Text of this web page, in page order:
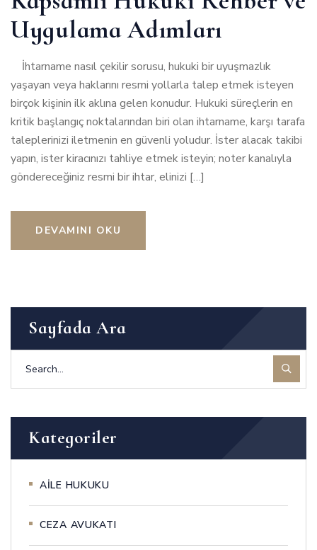
Uygulama Adımları
İhtarname nasıl çekilir sorusu, hukuki bir uyuşmazlık
yaşayan veya haklarını resmi yollarla talep etmek isteyen
birçok kişinin ilk aklına gelen konudur. Hukuki süreçlerin en
kritik başlangıç noktalarından biri olan ihtarname, karşı tarafa
taleplerinizi iletmenin en güvenli yoludur. İster alacak takibi
yapın, ister kiracınızı tahliye etmek isteyin; noter kanalıyla
göndereceğiniz resmi bir ihtar, elinizi […]
DEVAMINI OKU
Sayfada Ara
Kategoriler
AİLE HUKUKU
CEZA AVUKATI